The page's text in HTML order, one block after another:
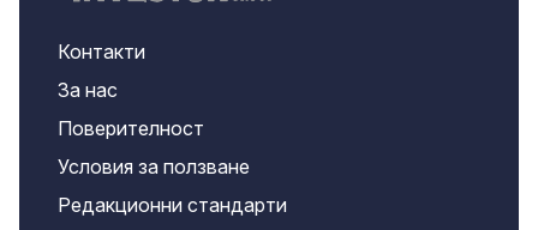
Контакти
За нас
Поверителност
Условия за ползване
Редакционни стандарти